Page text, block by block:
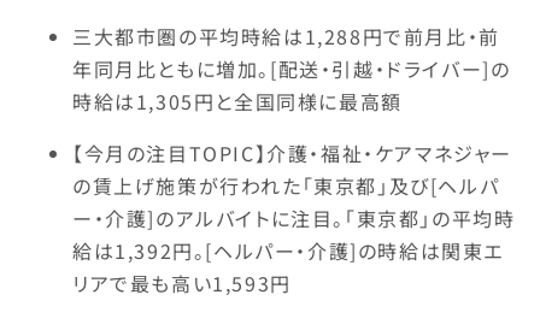
三大都市圏の平均時給は1,288円で前月比・前
年同月比ともに増加。[配送・引越・ドライバー]の
時給は1,305円と全国同様に最高額
【今月の注目TOPIC】介護・福祉・ケアマネジャー
の賃上げ施策が行われた「東京都」及び[ヘルパ
ー・介護]のアルバイトに注目。「東京都」の平均時
給は1,392円。[ヘルパー・介護]の時給は関東エ
リアで最も高い1,593円